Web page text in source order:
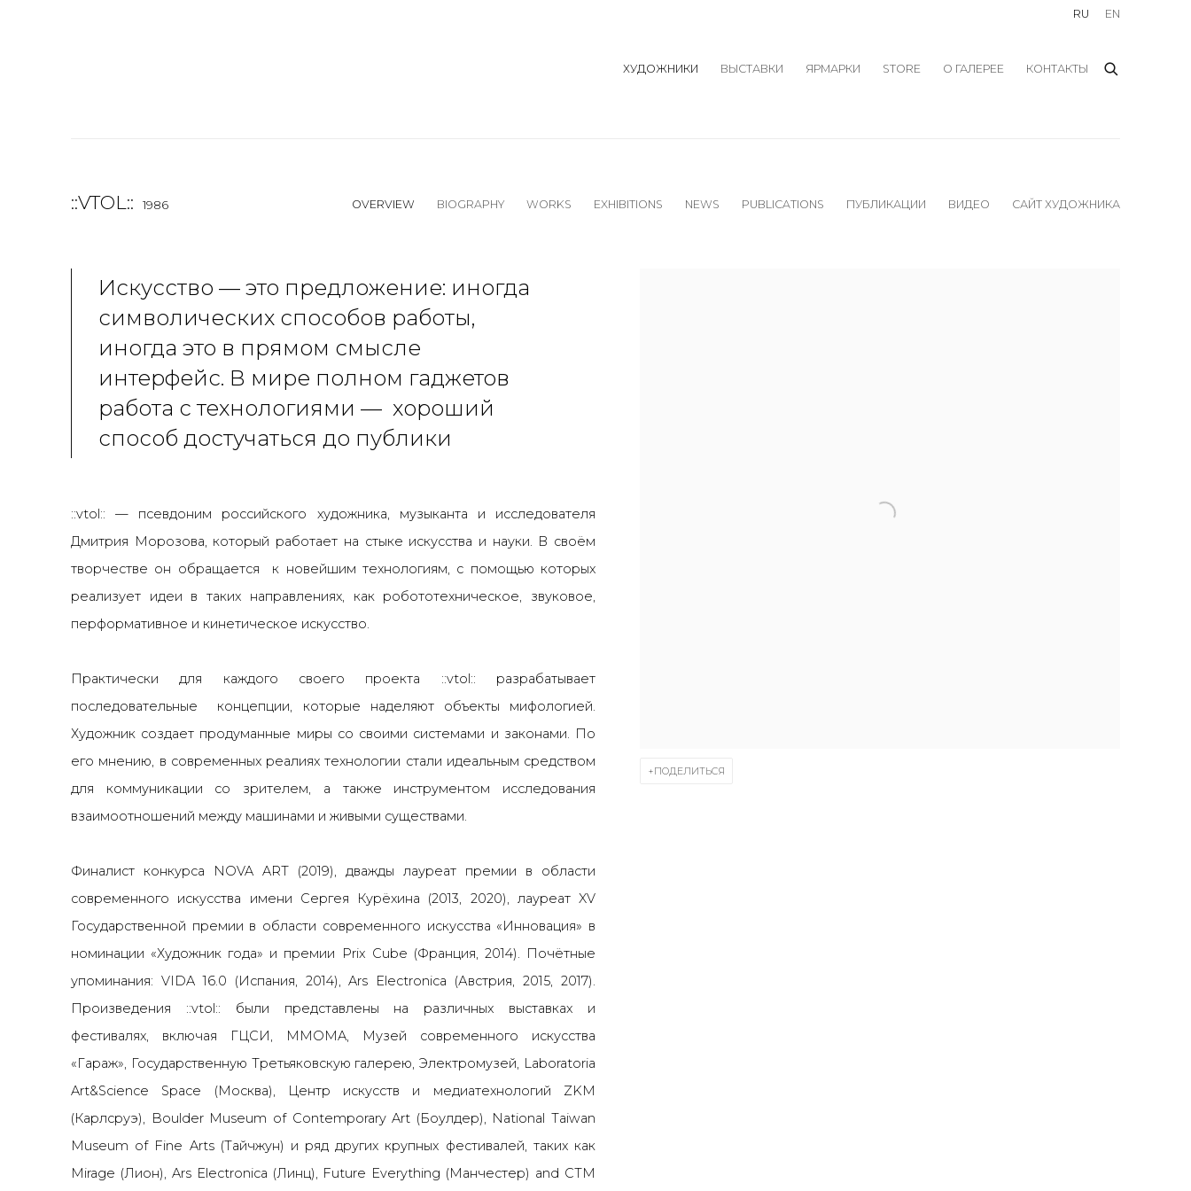
ХУДОЖНИКИ ВЫСТАВКИ ЯРМАРКИ STORE О ГАЛЕРЕЕ КОНТАКТЫ
RU EN
::VTOL:: 1986 OVERVIEW BIOGRAPHY WORKS EXHIBITIONS NEWS PUBLICATIONS ПУБЛИКАЦИИ ВИДЕО САЙТ ХУДОЖНИКА
ПОДЕЛИТЬСЯ
Искусство — это предложение: иногда
символических способов работы,
иногда это в прямом смысле
интерфейс. В мире полном гаджетов
работа с технологиями — хороший
способ достучаться до публики
::vtol::— псевдоним российского художника, музыканта и исследователя
Дмитрия Морозова, который работает на стыке искусства и науки. В своём
творчестве он обращается к новейшим технологиям, с помощью которых
реализует идеи в таких направлениях, как робототехническое, звуковое,
перформативное и кинетическое искусство.
Практически для каждого своего проекта ::vtol:: разрабатывает
последовательные концепции, которые наделяют объекты мифологией.
Художник создает продуманные миры со своими системами и законами. По
его мнению, в современных реалиях технологии стали идеальным средством
для коммуникации со зрителем, а также инструментом исследования
взаимоотношений между машинами и живыми существами.
Финалист конкурса NOVA ART (2019), дважды лауреат премии в области
современного искусства имени Сергея Курёхина (2013, 2020), лауреат XV
Государственной премии в области современного искусства «Инновация» в
номинации «Художник года» и премии Prix Cube (Франция, 2014). Почётные
упоминания: VIDA 16.0 (Испания, 2014), Ars Electronica (Австрия, 2015, 2017).
Произведения ::vtol:: были представлены на различных выставках и
фестивалях, включая ГЦСИ, MMOMA, Музей современного искусства
«Гараж», Государственную Третьяковскую галерею, Электромузей, Laboratoria
Art&Science Space (Москва), Центр искусств и медиатехнологий ZKM
(Карлсруэ), Boulder Museum of Contemporary Art (Боулдер), National Taiwan
Museum of Fine Arts (Тайчжун) и ряд других крупных фестивалей, таких как
Mirage (Лион), Ars Electronica (Линц), Future Everything (Манчестер) and CTM